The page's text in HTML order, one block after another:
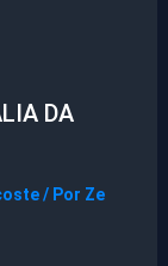
DA
/ Por Ze